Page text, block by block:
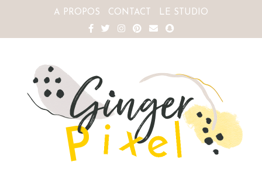
A PROPOS CONTACT LE STUDIO